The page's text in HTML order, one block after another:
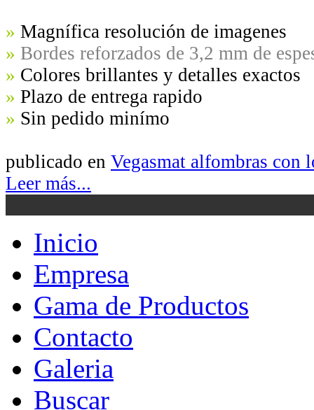
» Magnífica resolución de imagenes
» Bordes reforzados de 3,2 mm de
» Colores brillantes y detalles exactos
» Plazo de entrega rapido
» Sin pedido minímo
publicado en Vegasmat alfombras con
Leer más...
Inicio
Empresa
Gama de Productos
Contacto
Galeria
Buscar